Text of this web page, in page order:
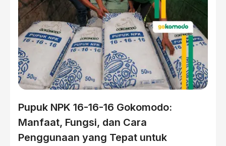
Pupuk NPK 16-16-16 Gokomodo:
Manfaat, Fungsi, dan Cara
Penggunaan yang Tepat untuk